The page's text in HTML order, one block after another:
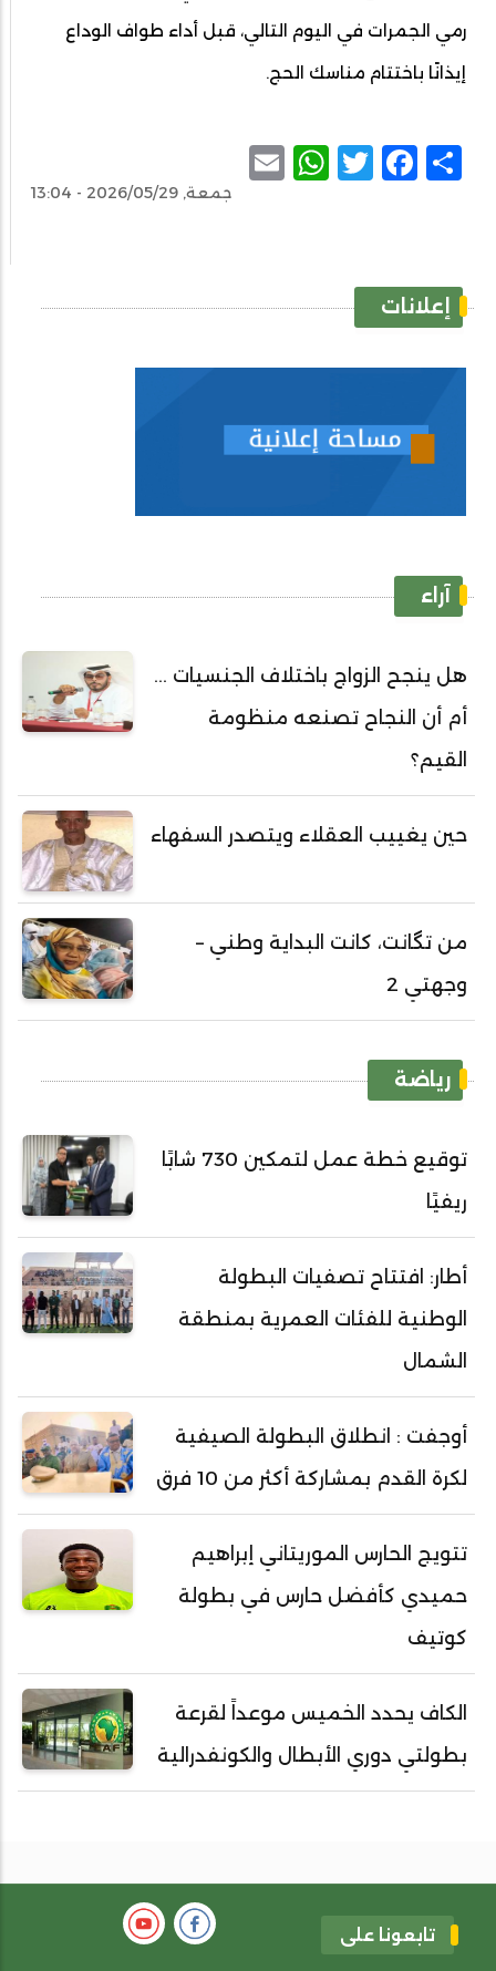
رمي الجمرات في اليوم التالي، قبل أداء طواف الوداع
إيذانًا باختتام مناسك الحج.
Share
Facebook
Twitter
WhatsApp
جمعة, 2026/05/29 - 13:04
إعلانات
آراء
هل ينجح الزواج باختلاف الجنسيات ...
أم أن النجاح تصنعه منظومة
القيم؟
حين يغييب العقلاء ويتصدر السفهاء
من تگانت، كانت البداية وطني –
وجهتي 2
رياضة
توقيع خطة عمل لتمكين 730 شابًا
ريفيًا
أطار: افتتاح تصفيات البطولة
الوطنية للفئات العمرية بمنطقة
الشمال
أوجفت : انطلاق البطولة الصيفية
لكرة القدم بمشاركة أكثر من 10 فرق
تتويج الحارس الموريتاني إبراهيم
حميدي كأفضل حارس في بطولة
كوتيف
الكاف يحدد الخميس موعداً لقرعة
بطولتي دوري الأبطال والكونفدرالية
تابعونا على